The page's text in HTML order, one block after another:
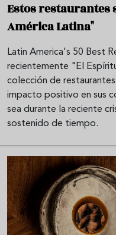
Estos restaurantes
América Latina"
Latin America's 50 Best
recientemente "El
colección de
impacto positivo en sus
sea durante la reciente
sostenido de tiempo.